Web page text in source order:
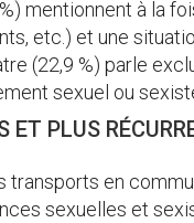
mentionnent à la
etc.) et une
(22,9 %) parle
sexuel ou
ET PLUS
transports en
sexuelles et